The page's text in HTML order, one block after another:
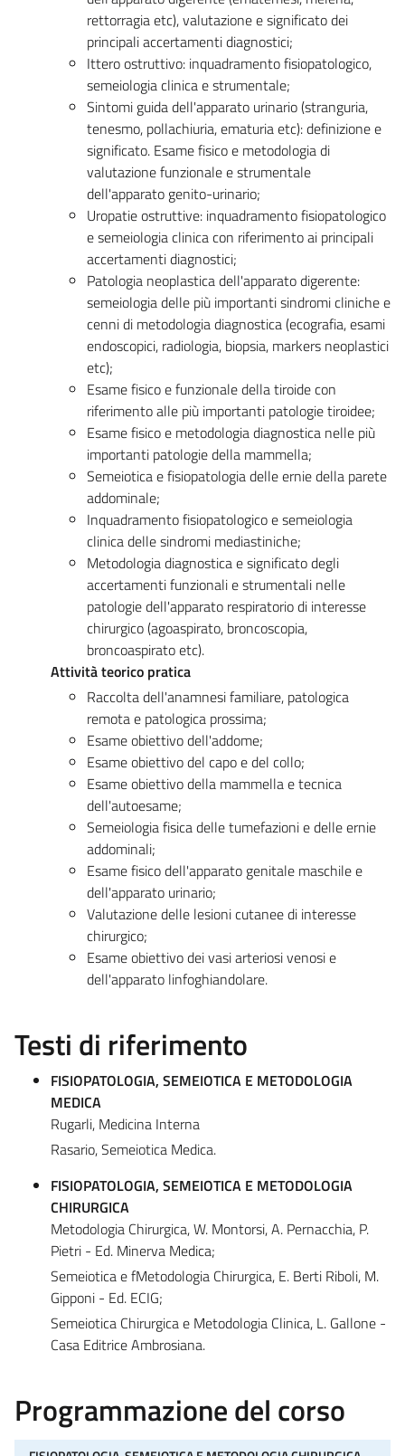
rettorragia etc), valutazione e significato dei
principali accertamenti diagnostici;
Ittero ostruttivo: inquadramento fisiopatologico,
semeiologia clinica e strumentale;
Sintomi guida dell'apparato urinario (stranguria,
tenesmo, pollachiuria, ematuria etc): definizione e
significato. Esame fisico e metodologia di
valutazione funzionale e strumentale
dell'apparato genito-urinario;
Uropatie ostruttive: inquadramento fisiopatologico
e semeiologia clinica con riferimento ai principali
accertamenti diagnostici;
Patologia neoplastica dell'apparato digerente:
semeiologia delle più importanti sindromi cliniche e
cenni di metodologia diagnostica (ecografia, esami
endoscopici, radiologia, biopsia, markers neoplastici
etc);
Esame fisico e funzionale della tiroide con
riferimento alle più importanti patologie tiroidee;
Esame fisico e metodologia diagnostica nelle più
importanti patologie della mammella;
Semeiotica e fisiopatologia delle ernie della parete
addominale;
Inquadramento fisiopatologico e semeiologia
clinica delle sindromi mediastiniche;
Metodologia diagnostica e significato degli
accertamenti funzionali e strumentali nelle
patologie dell'apparato respiratorio di interesse
chirurgico (agoaspirato, broncoscopia,
broncoaspirato etc).
Attività teorico pratica
Raccolta dell'anamnesi familiare, patologica
remota e patologica prossima;
Esame obiettivo dell'addome;
Esame obiettivo del capo e del collo;
Esame obiettivo della mammella e tecnica
dell'autoesame;
Semeiologia fisica delle tumefazioni e delle ernie
addominali;
Esame fisico dell'apparato genitale maschile e
dell'apparato urinario;
Valutazione delle lesioni cutanee di interesse
chirurgico;
Esame obiettivo dei vasi arteriosi venosi e
dell'apparato linfoghiandolare.
Testi di riferimento
FISIOPATOLOGIA, SEMEIOTICA E METODOLOGIA
MEDICA
Rugarli, Medicina Interna
Rasario, Semeiotica Medica.
FISIOPATOLOGIA, SEMEIOTICA E METODOLOGIA
CHIRURGICA
Metodologia Chirurgica, W. Montorsi, A. Pernacchia, P.
Pietri - Ed. Minerva Medica;
Semeiotica e fMetodologia Chirurgica, E. Berti Riboli, M.
Gipponi - Ed. ECIG;
Semeiotica Chirurgica e Metodologia Clinica, L. Gallone -
Casa Editrice Ambrosiana.
Programmazione del corso